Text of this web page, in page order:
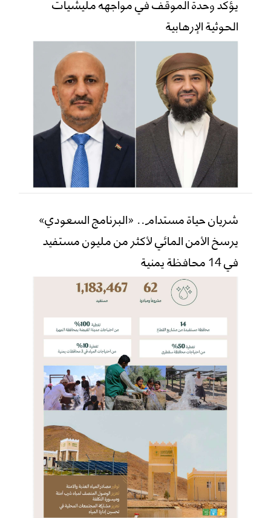
الحوثية الإرهابية
شريان حياة مستدام.. «البرنامج السعودي»
يرسخ الأمن المائي لأكثر من مليون مستفيد
في 14 محافظة يمنية